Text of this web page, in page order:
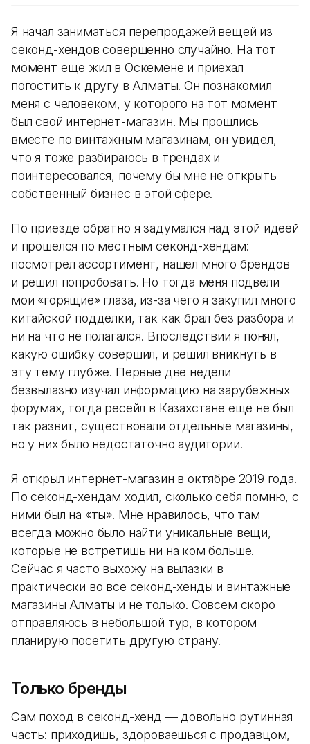
Я начал заниматься перепродажей вещей из
секонд-хендов совершенно случайно. На тот
момент еще жил в Оскемене и приехал
погостить к другу в Алматы. Он познакомил
меня с человеком, у которого на тот момент
был свой интернет-магазин. Мы прошлись
вместе по винтажным магазинам, он увидел,
что я тоже разбираюсь в трендах и
поинтересовался, почему бы мне не открыть
собственный бизнес в этой сфере.
По приезде обратно я задумался над этой идеей
и прошелся по местным секонд-хендам:
посмотрел ассортимент, нашел много брендов
и решил попробовать. Но тогда меня подвели
мои «горящие» глаза, из-за чего я закупил много
китайской подделки, так как брал без разбора и
ни на что не полагался. Впоследствии я понял,
какую ошибку совершил, и решил вникнуть в
эту тему глубже. Первые две недели
безвылазно изучал информацию на зарубежных
форумах, тогда ресейл в Казахстане еще не был
так развит, существовали отдельные магазины,
но у них было недостаточно аудитории.
Я открыл интернет-магазин в октябре 2019 года.
По секонд-хендам ходил, сколько себя помню, с
ними был на «ты». Мне нравилось, что там
всегда можно было найти уникальные вещи,
которые не встретишь ни на ком больше.
Сейчас я часто выхожу на вылазки в
практически во все секонд-хенды и винтажные
магазины Алматы и не только. Совсем скоро
отправляюсь в небольшой тур, в котором
планирую посетить другую страну.
Только бренды
Сам поход в секонд-хенд — довольно рутинная
часть: приходишь, здороваешься с продавцом,